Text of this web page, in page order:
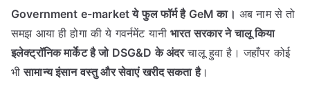
Government e-market ये फुल फॉर्म है GeM का। अब नाम से तो
समझ आया ही होगा की ये गवर्नमेंट यानीभारत सरकार ने चालू किया
इलेक्ट्रॉनिक मार्केट है जो DSG&D के अंदरचालू हुवा है। जहाँपर कोई
भीसामान्य इंसान वस्तु और सेवाएं खरीद सकता है।